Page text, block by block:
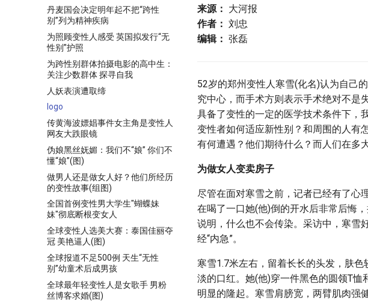
丹麦国会决定明年起不把“跨性
别”列为精神疾病
为照顾变性人感受 英国拟发行“无
性别”护照
为跨性别群体拍摄电影的高中生：
关注少数群体 探寻自我
人妖表演遭取缔
logo
传黄海波嫖娼事件女主角是变性人
网友大跌眼镜
伪娘黑丝妩媚：我们不“娘” 你们不
懂“娘”(图)
做男人还是做女人好？他们所经历
的变性故事(组图)
全国首例变性男大学生"蝴蝶妹
妹"彻底断根变女人
全球变性人选美大赛：泰国佳丽夺
冠 美艳逼人(图)
全球报道不足500例 天生“无性
别”幼童术后成男孩
全球最年轻变性人是女歌手 男粉
丝博客求婚(图)
来源： 大河报
作者： 刘忠
编辑： 张磊
52岁的郑州变性人寒雪(化名)认为自己
究中心，而手术方则表示手术绝对不是
具备了变性的一定的医学技术条件下，
变性者如何适应新性别？和周围的人有
有何遭遇？他们期待什么？而人们在多
为做女人变卖房子
尽管在面对寒雪之前，记者已经有了心
在喝了一口她(他)倒的开水后非常后悔
说明，什么也不会传染。采访中，寒雪
经“内急”。
寒雪1.7米左右，留着长长的头发，肤
淡的口红。她(他)穿一件黑色的圆领T
明显的隆起。寒雪肩膀宽，两臂肌肉强